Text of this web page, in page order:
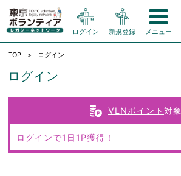
ログイン 新規登録 メニュー
TOP ログイン
ログイン
VLNポイント 対象
ログインで1日1P獲得！